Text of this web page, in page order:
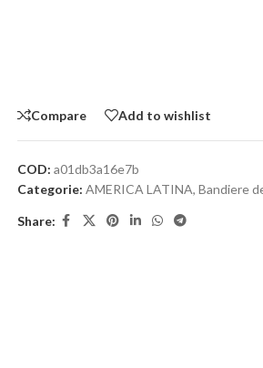
Compare Add to wishlist
COD: a01db3a16e7b
Categorie: AMERICA LATINA, Bandiere
Share: